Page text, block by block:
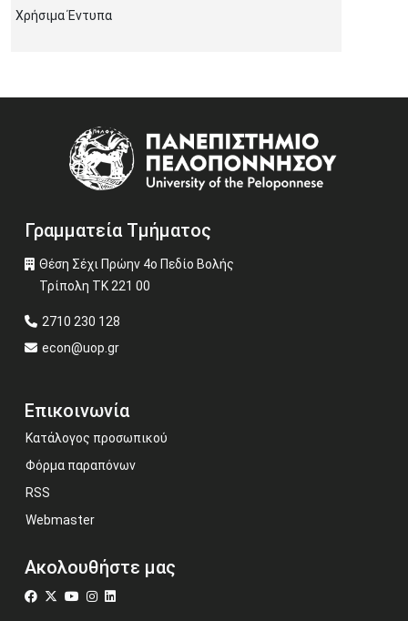
Χρήσιμα Έντυπα
Γραμματεία Τμήματος
Θέση Σέχι Πρώην 4ο Πεδίο Βολής
Τρίπολη ΤΚ 221 00
2710 230 128
econ@uop.gr
Επικοινωνία
Κατάλογος προσωπικού
Φόρμα παραπόνων
RSS
Webmaster
Ακολουθήστε μας